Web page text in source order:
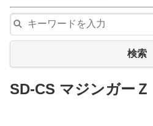
検索
SD-CS マジンガーＺ